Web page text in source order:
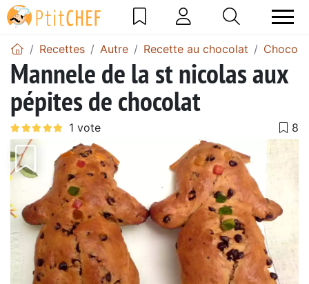
Recettes Autre Recette au chocolat
Mannele de la st nicolas aux
pépites de chocolat